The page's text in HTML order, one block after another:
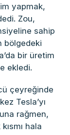
yapmak,
Zou,
sahip
bölgedeki
bir üretim
ekledi.
çeyreğinde
Tesla’yı
rağmen,
hala